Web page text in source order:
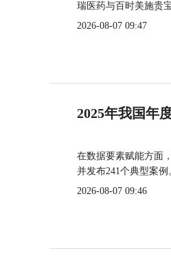
瑞医药与百时美施贵
2026-08-07 09:47
2025年我国年
在数据要素赋能方面
并发布241个典型案例
2026-08-07 09:46